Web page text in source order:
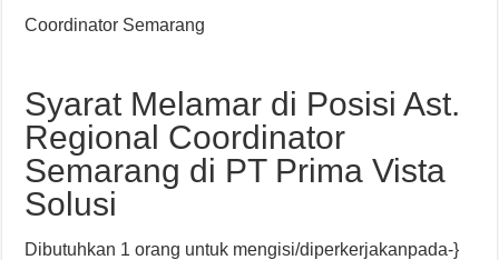
Coordinator Semarang
Syarat Melamar di Posisi Ast.
Regional Coordinator
Semarang di PT Prima Vista
Solusi
Dibutuhkan 1 orang untuk mengisi/diperkerjakanpada-}